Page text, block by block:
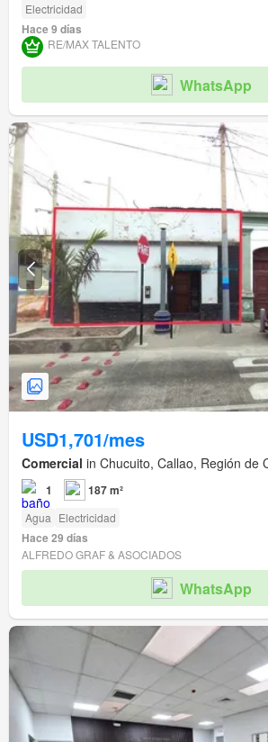
Electricidad
Hace 9 días
RE/MAX TALENTO
WhatsApp
USD1,701/mes
Comercial in Chucuito, Callao, Región de
1 187 m²
Agua Electricidad
Hace 29 días
ALFREDO GRAF & ASOCIADOS
WhatsApp